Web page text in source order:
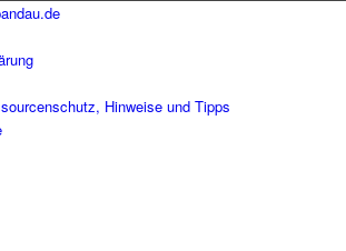
Hinweise und Tipps